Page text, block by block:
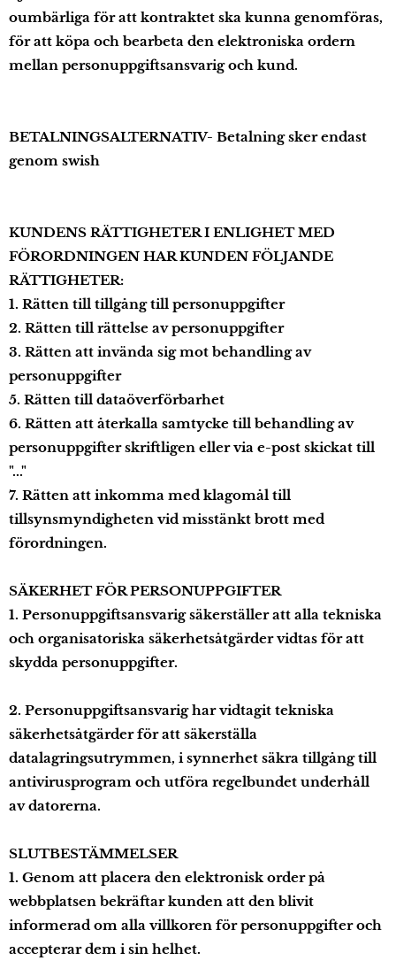
oumbärliga för att kontraktet ska kunna genomföras,
för att köpa och bearbeta den elektroniska ordern
mellan personuppgiftsansvarig och kund.
BETALNINGSALTERNATIV- Betalning sker endast
genom swish
KUNDENS RÄTTIGHETER I ENLIGHET MED
FÖRORDNINGEN HAR KUNDEN FÖLJANDE
RÄTTIGHETER:
1. Rätten till tillgång till personuppgifter
2. Rätten till rättelse av personuppgifter
3. Rätten att invända sig mot behandling av
personuppgifter
5. Rätten till dataöverförbarhet
6. Rätten att återkalla samtycke till behandling av
personuppgifter skriftligen eller via e-post skickat till
"..."
7. Rätten att inkomma med klagomål till
tillsynsmyndigheten vid misstänkt brott med
förordningen.
SÄKERHET FÖR PERSONUPPGIFTER
1. Personuppgiftsansvarig säkerställer att alla tekniska
och organisatoriska säkerhetsåtgärder vidtas för att
skydda personuppgifter.
2. Personuppgiftsansvarig har vidtagit tekniska
säkerhetsåtgärder för att säkerställa
datalagringsutrymmen, i synnerhet säkra tillgång till
antivirusprogram och utföra regelbundet underhåll
av datorerna.
SLUTBESTÄMMELSER
1. Genom att placera den elektronisk order på
webbplatsen bekräftar kunden att den blivit
informerad om alla villkoren för personuppgifter och
accepterar dem i sin helhet.